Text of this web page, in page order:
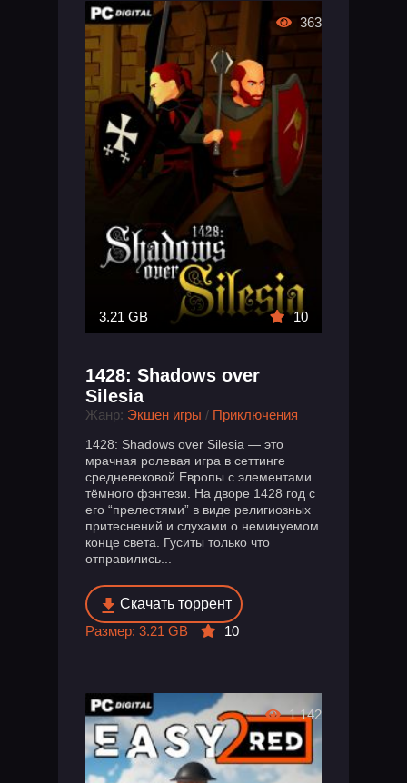
3.21 GB 10
1428: Shadows over
Silesia
Жанр: Экшен игры / Приключения
1428: Shadows over Silesia — это
мрачная ролевая игра в сеттинге
средневековой Европы с элементами
тёмного фэнтези. На дворе 1428 год с
его “прелестями” в виде религиозных
притеснений и слухами о неминуемом
конце света. Гуситы только что
отправились...
Скачать торрент
Размер: 3.21 GB
10
363
1 142